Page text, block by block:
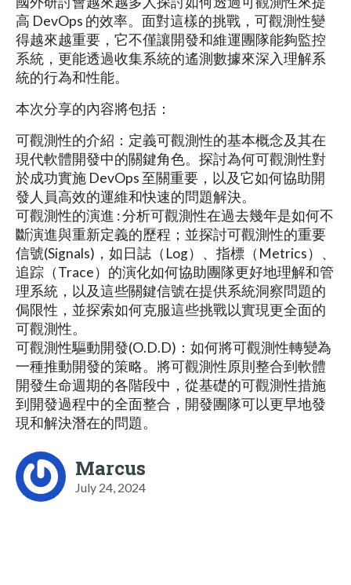
高 DevOps 的效率。面對這樣的挑戰，可觀測性變
得越來越重要，它不僅讓開發和維運團隊能夠監控
系統，更能透過收集系統的遙測數據來深入理解系
統的行為和性能。
本次分享的內容將包括：
可觀測性的介紹：定義可觀測性的基本概念及其在
現代軟體開發中的關鍵角色。探討為何可觀測性對
於成功實施 DevOps 至關重要，以及它如何協助開
發人員高效的運維和快速的問題解決。
可觀測性的演進 : 分析可觀測性在過去幾年是如何不
斷演進與重新定義的歷程；並探討可觀測性的重要
信號(Signals)，如日誌（Log）、指標（Metrics）、
追踪（Trace）的演化如何協助團隊更好地理解和管
理系統，以及這些關鍵信號在提供系統洞察問題的
侷限性，並探索如何克服這些挑戰以實現更全面的
可觀測性。
可觀測性驅動開發(O.D.D)：如何將可觀測性轉變為
一種推動開發的策略。將可觀測性原則整合到軟體
開發生命週期的各階段中，從基礎的可觀測性措施
到開發過程中的全面整合，開發團隊可以更早地發
現和解決潛在的問題。
Marcus
July 24, 2024